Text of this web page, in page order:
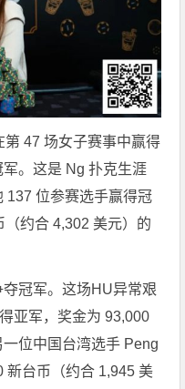
第 47 场女子赛事中赢得
。这是 Ng 扑克生涯
137 位参赛选手赢得冠
约合 4,302 美元）的
冠军。这场HU异常艰
亚军，奖金为 93,000
位中国台湾选手 Peng
新台币（约合 1,945 美